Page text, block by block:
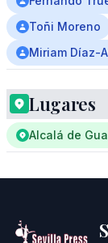
Toñi Moreno
Miriam Díaz-
Lugares
Alcalá de